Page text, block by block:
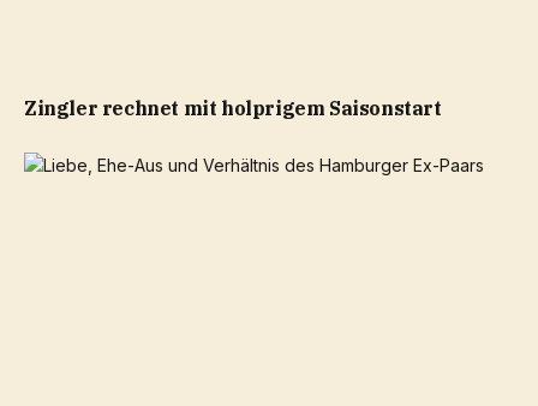
Zingler rechnet mit holprigem Saisonstart